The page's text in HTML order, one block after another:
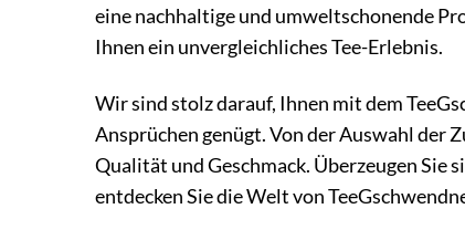
eine nachhaltige und umweltschonende
Ihnen ein unvergleichliches Tee-Erlebnis.
Wir sind stolz darauf, Ihnen mit dem
Ansprüchen genügt. Von der Auswahl der
Qualität und Geschmack. Überzeugen Sie
entdecken Sie die Welt von